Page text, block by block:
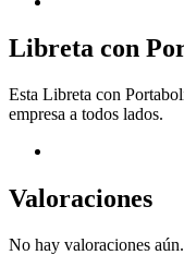
Libreta con
Esta Libreta con
empresa a todos lados.
Valoraciones
No hay valoraciones aún.